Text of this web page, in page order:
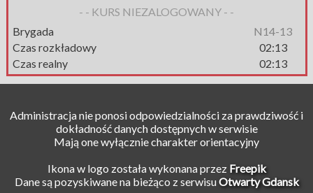
- - KURS NIEZALOGOWANY - -
Brygada
N14-13
Czas rozkładowy
02:13
Czas realny
02:13
Administracja nie ponosi odpowiedzialności za prawdziwość i
dokładność danych dostępnych w serwisie
Mają one wyłącznie charakter orientacyjny
Ikona w logo została wykonana przez Freepik
Dane są pozyskiwane na bieżąco z serwisuOtwarty Gdansk